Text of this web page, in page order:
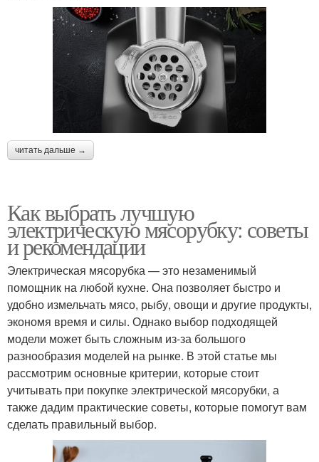
читать дальше →
Как выбрать лучшую
электрическую мясорубку: советы
и рекомендации
Электрическая мясорубка — это незаменимый
помощник на любой кухне. Она позволяет быстро и
удобно измельчать мясо, рыбу, овощи и другие продукты,
экономя время и силы. Однако выбор подходящей
модели может быть сложным из-за большого
разнообразия моделей на рынке. В этой статье мы
рассмотрим основные критерии, которые стоит
учитывать при покупке электрической мясорубки, а
также дадим практические советы, которые помогут вам
сделать правильный выбор.